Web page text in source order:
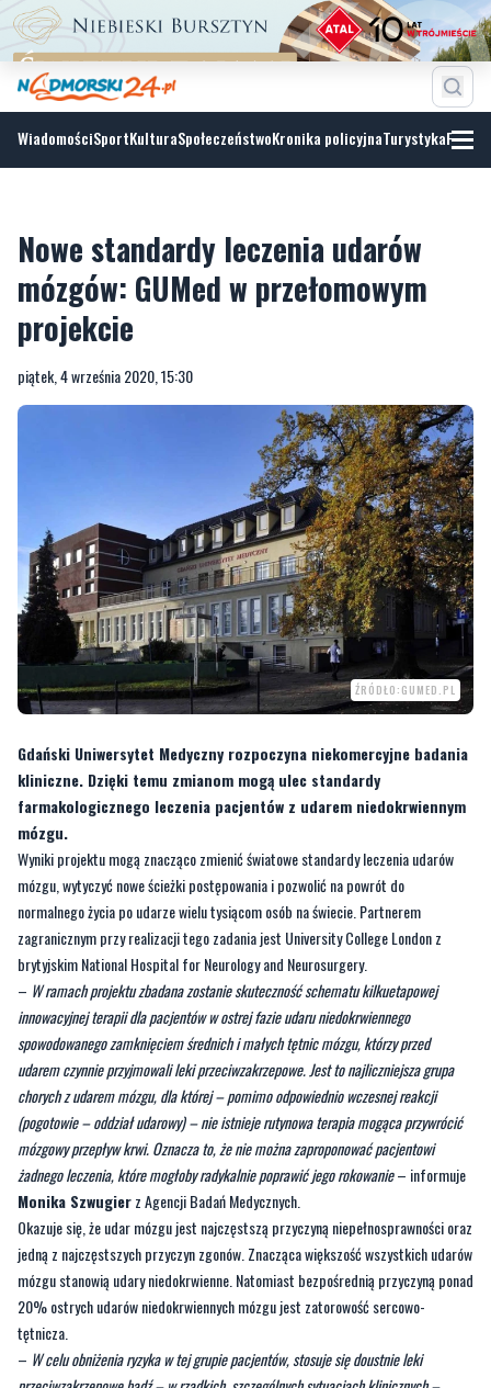
WiadomościSportKulturaSpołeczeństwoKronika policyjnaTurystyka
Nowe standardy leczenia udarów
mózgów: GUMed w przełomowym
projekcie
Gdański Uniwersytet Medyczny rozpoczyna niekomercyjne badania
kliniczne. Dzięki temu zmianom mogą ulec standardy
farmakologicznego leczenia pacjentów z udarem niedokrwiennym
mózgu.
Wyniki projektu mogą znacząco zmienić światowe standardy leczenia udarów
mózgu, wytyczyć nowe ścieżki postępowania i pozwolić na powrót do
normalnego życia po udarze wielu tysiącom osób na świecie. Partnerem
zagranicznym przy realizacji tego zadania jest University College London z
brytyjskim National Hospital for Neurology and Neurosurgery.
–W ramach projektu zbadana zostanie skuteczność schematu kilkuetapowej
innowacyjnej terapii dla pacjentów w ostrej fazie udaru niedokrwiennego
spowodowanego zamknięciem średnich i małych tętnic mózgu, którzy przed
udarem czynnie przyjmowali leki przeciwzakrzepowe. Jest to najliczniejsza grupa
chorych z udarem mózgu, dla której – pomimo odpowiednio wczesnej reakcji
(pogotowie – oddział udarowy) – nie istnieje rutynowa terapia mogąca przywrócić
mózgowy przepływ krwi. Oznacza to, że nie można zaproponować pacjentowi
żadnego leczenia, które mogłoby radykalnie poprawić jego rokowanie– informuje
Monika Szwugierz Agencji Badań Medycznych.
Okazuje się, że udar mózgu jest najczęstszą przyczyną niepełnosprawności oraz
jedną z najczęstszych przyczyn zgonów. Znacząca większość wszystkich udarów
mózgu stanowią udary niedokrwienne. Natomiast bezpośrednią przyczyną ponad